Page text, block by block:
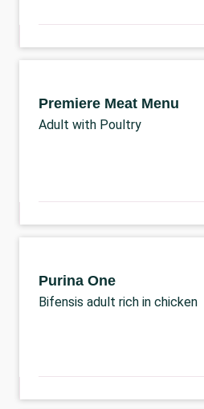
Premiere Meat Menu
Adult with Poultry
Purina One
Bifensis adult rich in chicken